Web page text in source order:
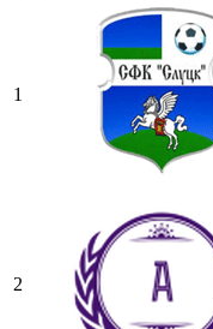
1
2